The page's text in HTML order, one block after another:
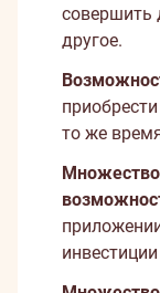
совершить
другое.
то же